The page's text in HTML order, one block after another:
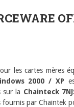
les cartes mères
2000 / XP
sur la Chainteck
par Chaintek